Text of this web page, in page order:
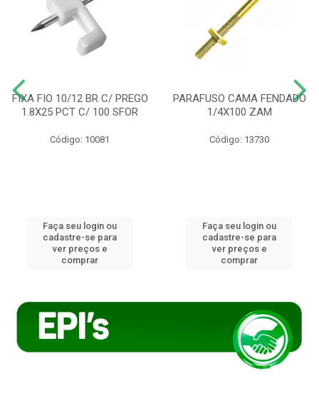
FIXA FIO 10/12 BR C/ PREGO
1.8X25 PCT C/ 100 SFOR
Código: 10081
Faça seu login ou
cadastre-se para
ver preços e
comprar
PARAFUSO CAMA FENDADO
1/4X100 ZAM
Código: 13730
Faça seu login ou
cadastre-se para
ver preços e
comprar